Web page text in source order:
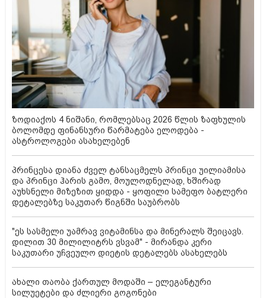
ზოდიაქოს 4 ნიშანი, რომლებსაც 2026 წლის ზაფხულის
ბოლომდე ფინანსური წარმატება ელოდება -
ასტროლოგები ასახელებენ
პრინცესა დიანა ძველ ტანსაცმელს პრინცი უილიამისა
და პრინცი ჰარის გამო, მოულოდნელად, ხშირად
აუხსნელი მიზეზით ყიდდა - ყოფილი სამეფო ბატლერი
დეტალებზე საკუთარ წიგნში საუბრობს
"ეს სასმელი უამრავ ვიტამინსა და მინერალს შეიცავს.
დილით 30 მილილიტრს ვსვამ" - მირანდა კერი
საკუთარი უჩვეულო დიეტის დეტალებს ასახელებს
ახალი თაობა ქართულ მოდაში – ელეგანტური
სილუეტები და ძლიერი გოგონები